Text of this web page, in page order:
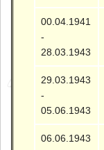
00.04.1941
-
28.03.1943
29.03.1943
-
05.06.1943
06.06.1943